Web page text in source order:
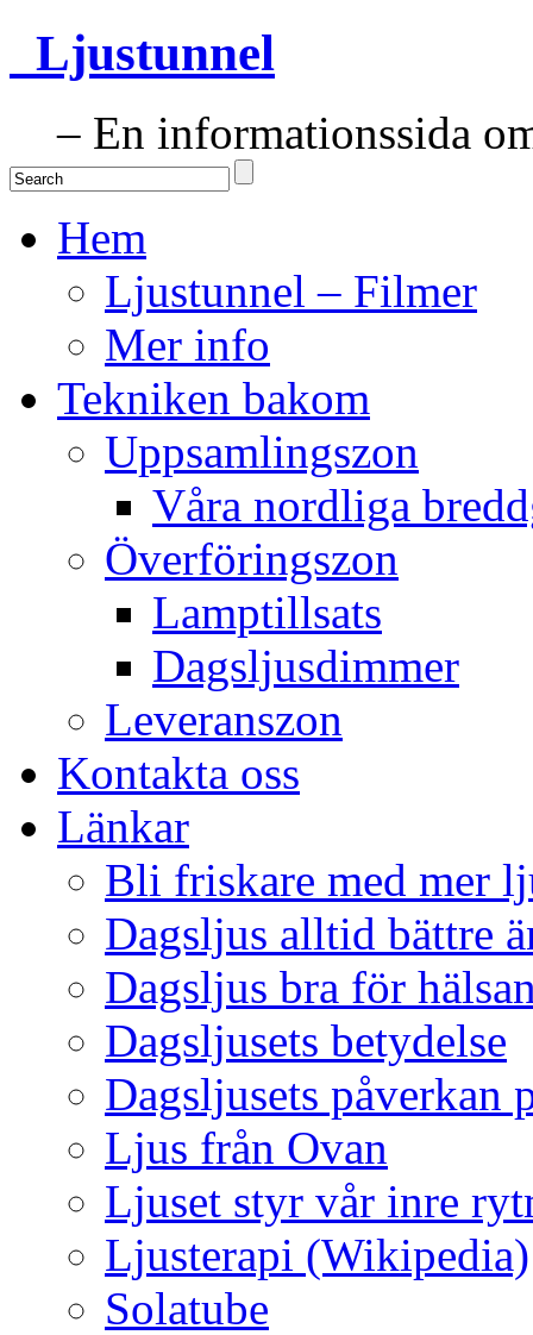
Ljustunnel
– En informationssida
Hem
Ljustunnel – Filmer
Mer info
Tekniken bakom
Uppsamlingszon
Våra nordliga
Överföringszon
Lamptillsats
Dagsljusdimmer
Leveranszon
Kontakta oss
Länkar
Bli friskare med mer
Dagsljus alltid bättre
Dagsljus bra för
Dagsljusets betydelse
Dagsljusets påverkan
Ljus från Ovan
Ljuset styr vår inre
Ljusterapi (Wikipedia)
Solatube